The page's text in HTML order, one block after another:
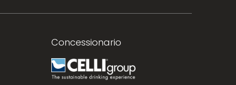
Concessionario